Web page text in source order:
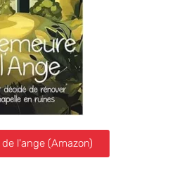
l'ange (Amazon)